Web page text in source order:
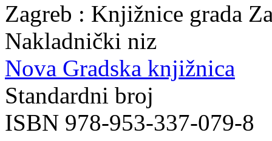
Zagreb : Knjižnice grada
Nakladnički niz
Nova Gradska knjižnica
Standardni broj
ISBN 978-953-337-079-8